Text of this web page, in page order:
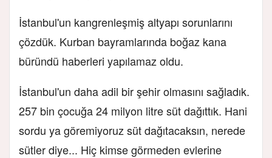
İstanbul'un kangrenleşmiş altyapı sorunlarını
çözdük. Kurban bayramlarında boğaz kana
büründü haberleri yapılamaz oldu.
İstanbul'un daha adil bir şehir olmasını sağladık.
257 bin çocuğa 24 milyon litre süt dağıttık. Hani
sordu ya göremiyoruz süt dağıtacaksın, nerede
sütler diye... Hiç kimse görmeden evlerine